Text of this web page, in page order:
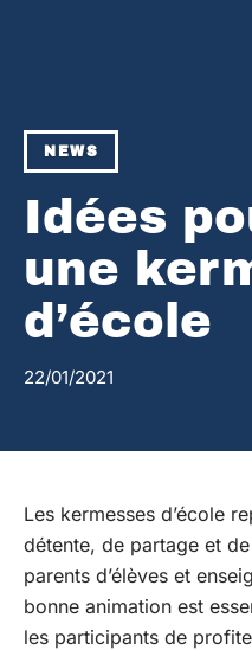
NEWS
Idées
une
d’école
22/01/2021
Les kermesses d’école
détente, de partage et
parents d’élèves et
bonne animation est
les participants de